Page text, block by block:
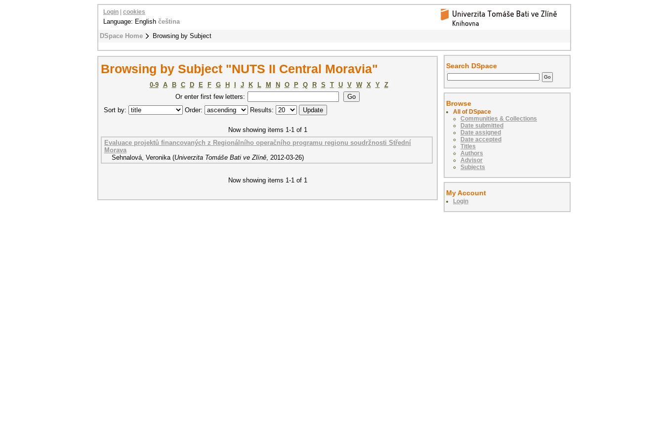
DSpace Home Browsing by Subject
Login cookies
Language: English čeština
Browsing by Subject "NUTS II Central Moravia"
0-9 A B C D E F G H J K L M N O P Q R S T U V W X Y
Z
Or enter first few letters:
Sort by:
Order: Results:
Now showing items 1-1 of 1
Evaluace projektů financovaných z Regionálního operačního programu regionu soudržnosti Střední
Morava
Sehnalová, Veronika (Univerzita Tomáše Bati ve Zlíně, 2012-03-26)
Now showing items 1-1 of 1
Search DSpace
Browse
All of DSpace
Communities & Collections
Date submitted
Date assigned
Date accepted
Titles
Authors
Advisor
Subjects
My Account
Login